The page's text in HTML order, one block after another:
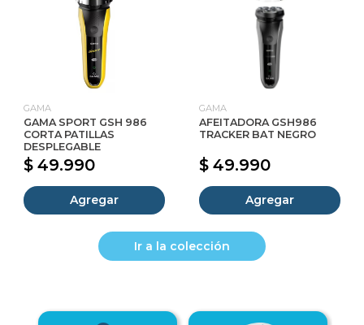
GAMA
GAMA SPORT GSH 986
CORTA PATILLAS
DESPLEGABLE
$ 49.990
Agregar
GAMA
AFEITADORA GSH986
TRACKER BAT NEGRO
$ 49.990
Agregar
Ir a la colección